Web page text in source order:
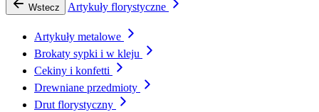
Wstecz Artykuły florystyczne
Artykuły metalowe
Brokaty sypki i w kleju
Cekiny i konfetti
Drewniane przedmioty
Drut florystyczny